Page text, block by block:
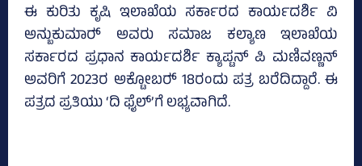
ಈ ಕುರಿತು ಕೃಷಿ ಇಲಾಖೆಯ ಸರ್ಕಾರದ ಕಾರ್ಯದರ್ಶಿ ವಿ
ಅನ್ಬುಕುಮಾರ್‍‌ ಅವರು ಸಮಾಜ ಕಲ್ಯಾಣ ಇಲಾಖೆಯ
ಸರ್ಕಾರದ ಪ್ರಧಾನ ಕಾರ್ಯದರ್ಶಿ ಕ್ಯಾಪ್ಟನ್‌ ಪಿ ಮಣಿವಣ್ಣನ್‌
ಅವರಿಗೆ 2023ರ ಅಕ್ಟೋಬರ್‍‌ 18ರಂದು ಪತ್ರ ಬರೆದಿದ್ದಾರೆ. ಈ
ಪತ್ರದ ಪ್ರತಿಯು ‘ದಿ ಫೈಲ್‌’ಗೆ ಲಭ್ಯವಾಗಿದೆ.